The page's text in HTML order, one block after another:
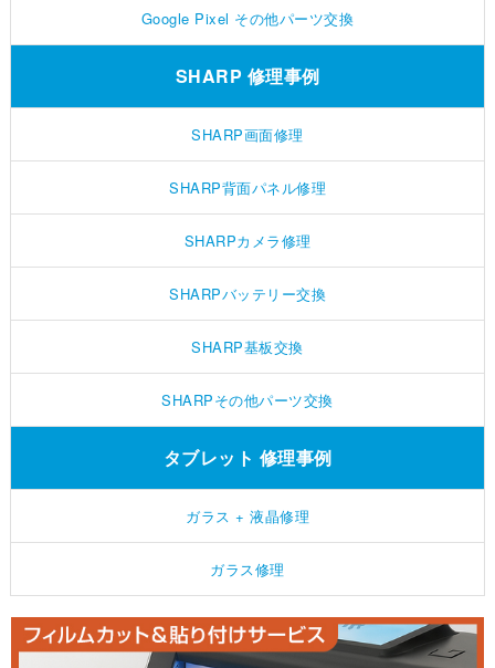
Google Pixel その他パーツ交換
SHARP 修理事例
SHARP画面修理
SHARP背面パネル修理
SHARPカメラ修理
SHARPバッテリー交換
SHARP基板交換
SHARPその他パーツ交換
タブレット 修理事例
ガラス + 液晶修理
ガラス修理